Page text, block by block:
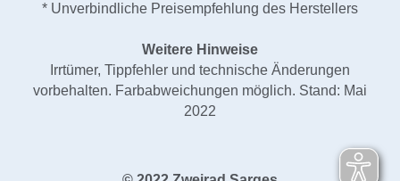
* Unverbindliche Preisempfehlung des Herstellers
Weitere Hinweise
Irrtümer, Tippfehler und technische Änderungen
vorbehalten. Farbabweichungen möglich. Stand: Mai
2022